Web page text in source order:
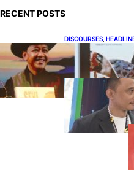
RECENT POSTS
DISCOURSES
Bahlil
Kepemimpinan